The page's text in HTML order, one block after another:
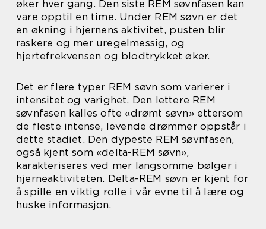
øker hver gang. Den siste REM søvnfasen kan
vare opptil en time. Under REM søvn er det
en økning i hjernens aktivitet, pusten blir
raskere og mer uregelmessig, og
hjertefrekvensen og blodtrykket øker.
Det er flere typer REM søvn som varierer i
intensitet og varighet. Den lettere REM
søvnfasen kalles ofte «drømt søvn» ettersom
de fleste intense, levende drømmer oppstår i
dette stadiet. Den dypeste REM søvnfasen,
også kjent som «delta-REM søvn»,
karakteriseres ved mer langsomme bølger i
hjerneaktiviteten. Delta-REM søvn er kjent for
å spille en viktig rolle i vår evne til å lære og
huske informasjon.